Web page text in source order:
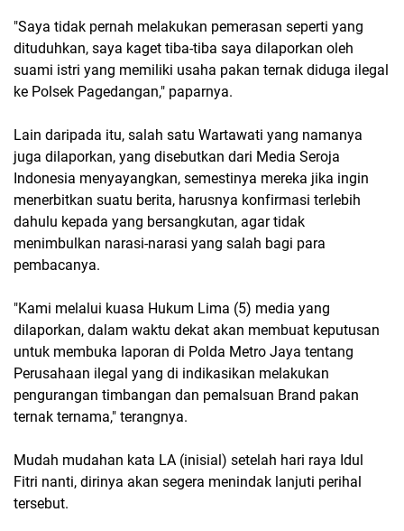
"Saya tidak pernah melakukan pemerasan seperti yang
dituduhkan, saya kaget tiba-tiba saya dilaporkan oleh
suami istri yang memiliki usaha pakan ternak diduga ilegal
ke Polsek Pagedangan," paparnya.
Lain daripada itu, salah satu Wartawati yang namanya
juga dilaporkan, yang disebutkan dari Media Seroja
Indonesia menyayangkan, semestinya mereka jika ingin
menerbitkan suatu berita, harusnya konfirmasi terlebih
dahulu kepada yang bersangkutan, agar tidak
menimbulkan narasi-narasi yang salah bagi para
pembacanya.
"Kami melalui kuasa Hukum Lima (5) media yang
dilaporkan, dalam waktu dekat akan membuat keputusan
untuk membuka laporan di Polda Metro Jaya tentang
Perusahaan ilegal yang di indikasikan melakukan
pengurangan timbangan dan pemalsuan Brand pakan
ternak ternama," terangnya.
Mudah mudahan kata LA (inisial) setelah hari raya Idul
Fitri nanti, dirinya akan segera menindak lanjuti perihal
tersebut.